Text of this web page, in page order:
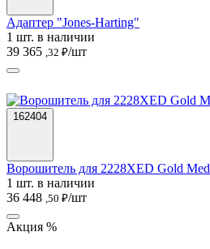
Адаптер "Jones-Harting"
1 шт. в наличии
39 365 ,32 ₽/шт
162404
Ворошитель для 2228XED Gold
1 шт. в наличии
36 448 ,50 ₽/шт
Акция %